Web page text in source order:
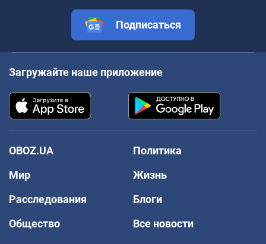
Подписаться
Загружайте наше приложение
OBOZ.UA
Политика
Мир
Жизнь
Расследования
Блоги
Общество
Все новости